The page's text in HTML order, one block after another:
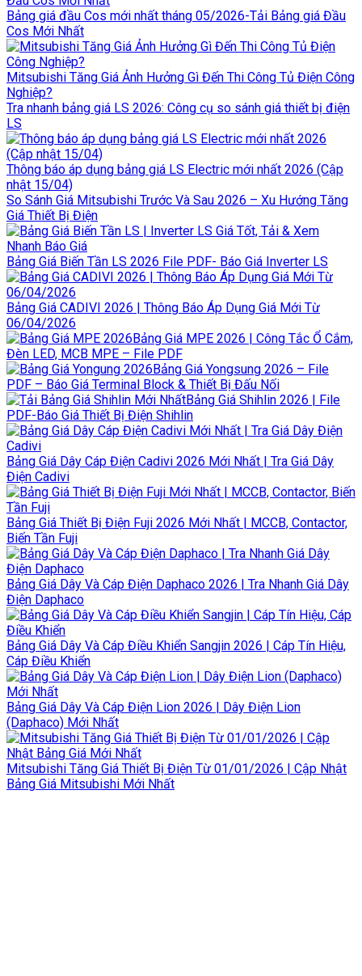
Bảng giá đầu Cos mới nhất tháng 05/2026-Tải Bảng giá Đầu
Cos Mới Nhất
Mitsubishi Tăng Giá Ảnh Hưởng Gì Đến Thi Công Tủ Điện Công
Nghiệp?
Tra nhanh bảng giá LS 2026: Công cụ so sánh giá thiết bị điện
LS
Thông báo áp dụng bảng giá LS Electric mới nhất 2026 (Cập
nhật 15/04)
So Sánh Giá Mitsubishi Trước Và Sau 2026 – Xu Hướng Tăng
Giá Thiết Bị Điện
Bảng Giá Biến Tần LS 2026 File PDF- Báo Giá Inverter LS
Bảng Giá CADIVI 2026 | Thông Báo Áp Dụng Giá Mới Từ
06/04/2026
Bảng Giá MPE 2026 | Công Tắc Ổ Cắm,
Đèn LED, MCB MPE – File PDF
Bảng Giá Yongsung 2026 – File
PDF – Báo Giá Terminal Block & Thiết Bị Đấu Nối
Bảng Giá Shihlin 2026 | File
PDF-Báo Giá Thiết Bị Điện Shihlin
Bảng Giá Dây Cáp Điện Cadivi 2026 Mới Nhất | Tra Giá Dây
Điện Cadivi
Bảng Giá Thiết Bị Điện Fuji 2026 Mới Nhất | MCCB, Contactor,
Biến Tần Fuji
Bảng Giá Dây Và Cáp Điện Daphaco 2026 | Tra Nhanh Giá Dây
Điện Daphaco
Bảng Giá Dây Và Cáp Điều Khiển Sangjin 2026 | Cáp Tín Hiệu,
Cáp Điều Khiển
Bảng Giá Dây Và Cáp Điện Lion 2026 | Dây Điện Lion
(Daphaco) Mới Nhất
Mitsubishi Tăng Giá Thiết Bị Điện Từ 01/01/2026 | Cập Nhật
Bảng Giá Mitsubishi Mới Nhất